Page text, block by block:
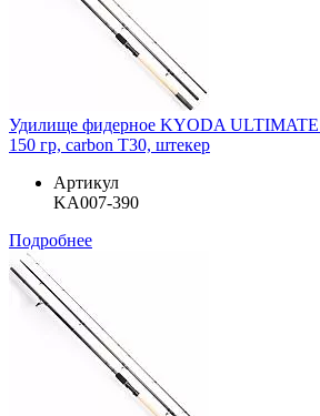
Удилище фидерное KYODA ULTIMATE
150 гр, carbon T30, штекер
Артикул
KA007-390
Подробнее